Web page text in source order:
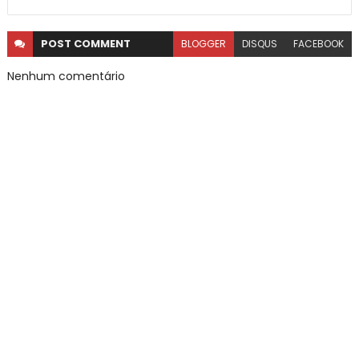
POST COMMENT BLOGGER DISQUS FACEBOOK
Nenhum comentário